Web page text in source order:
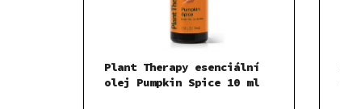
Plant Therapy esenciální
olej Pumpkin Spice 10 ml